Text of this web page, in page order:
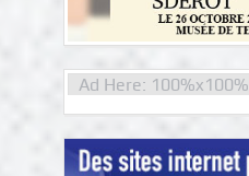
Ad Here: 100%x100%